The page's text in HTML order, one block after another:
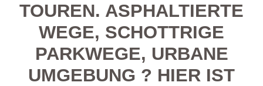
OUREN. ASPHALTIERTE W
EGE, SCHOTTRIGE P
ARKWEGE, URBANE U
MGEBUNG ? HIER IST D